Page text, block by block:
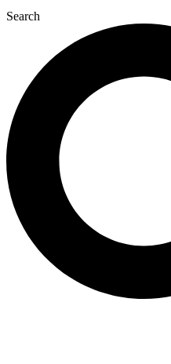
Search